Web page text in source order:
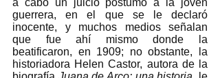
a cabo un juicio póstumo a la joven
guerrera, en el que se le declaró
inocente, y muchos medios señalan
que fue ahí mismo donde la
beatificaron, en 1909; no obstante, la
historiadora Helen Castor, autora de la